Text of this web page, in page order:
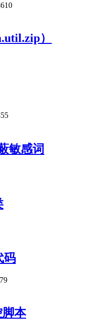
）
敏感词
码
脚本